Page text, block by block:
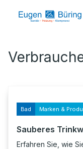
Bad Marken &
Sauberes
Erfahren Sie, wie